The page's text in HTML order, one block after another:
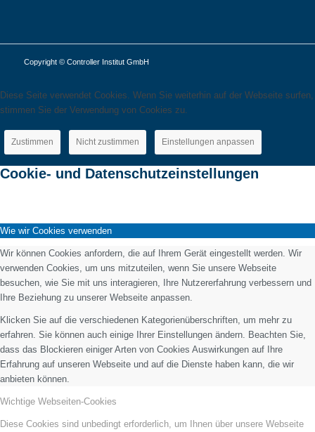
Copyright © Controller Institut GmbH
Diese Seite verwendet Cookies. Wenn Sie weiterhin auf der Webseite surfen,
stimmen Sie der Verwendung von Cookies zu.
Zustimmen Nicht zustimmen Einstellungen anpassen
Cookie- und Datenschutzeinstellungen
Wie wir Cookies verwenden
Wir können Cookies anfordern, die auf Ihrem Gerät eingestellt werden. Wir
verwenden Cookies, um uns mitzuteilen, wenn Sie unsere Webseite
besuchen, wie Sie mit uns interagieren, Ihre Nutzererfahrung verbessern und
Ihre Beziehung zu unserer Webseite anpassen.
Klicken Sie auf die verschiedenen Kategorienüberschriften, um mehr zu
erfahren. Sie können auch einige Ihrer Einstellungen ändern. Beachten Sie,
dass das Blockieren einiger Arten von Cookies Auswirkungen auf Ihre
Erfahrung auf unseren Webseite und auf die Dienste haben kann, die wir
anbieten können.
Wichtige Webseiten-Cookies
Diese Cookies sind unbedingt erforderlich, um Ihnen über unsere Webseite